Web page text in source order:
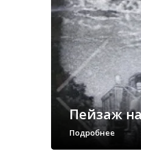
Пейзаж
Подробнее